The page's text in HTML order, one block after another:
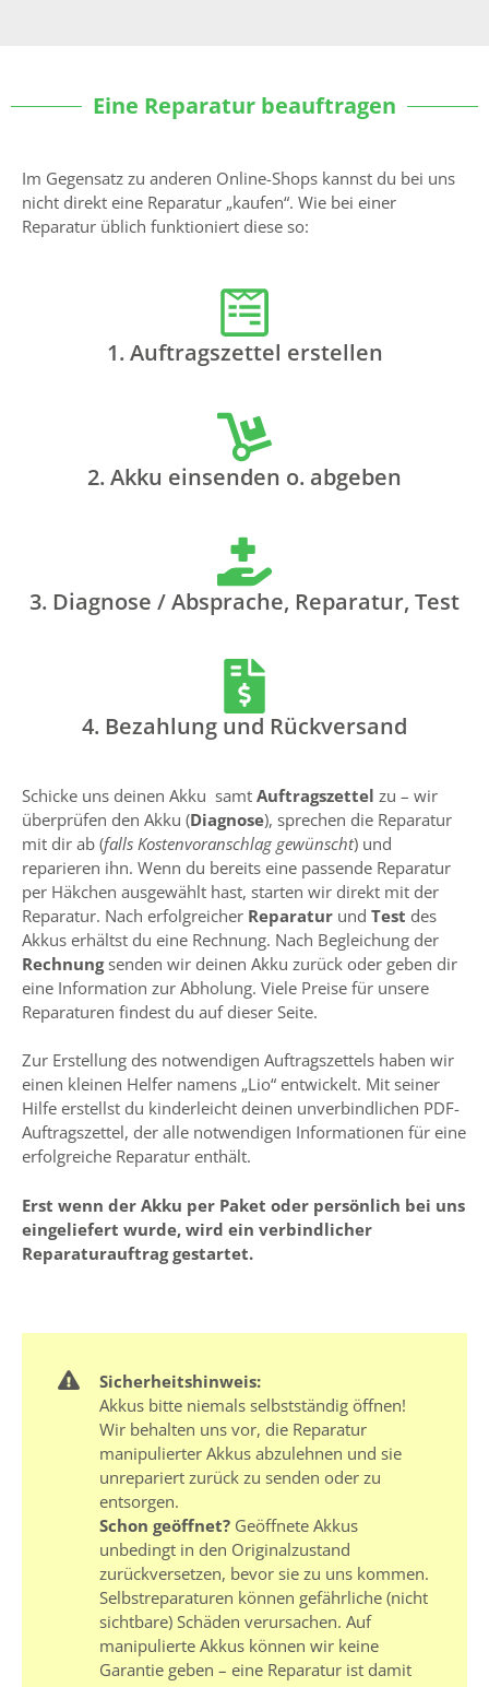
Eine Reparatur beauftragen
Im Gegensatz zu anderen Online-Shops kannst du bei uns
nicht direkt eine Reparatur „kaufen“. Wie bei einer
Reparatur üblich funktioniert diese so:
1. Auftragszettel erstellen
2. Akku einsenden o. abgeben
3. Diagnose / Absprache, Reparatur, Test
4. Bezahlung und Rückversand
Schicke uns deinen Akku samt Auftragszettel zu – wir
überprüfen den Akku (Diagnose), sprechen die Reparatur
mit dir ab (falls Kostenvoranschlag gewünscht) und
reparieren ihn. Wenn du bereits eine passende Reparatur
per Häkchen ausgewählt hast, starten wir direkt mit der
Reparatur. Nach erfolgreicher Reparatur und Test des
Akkus erhältst du eine Rechnung. Nach Begleichung der
Rechnungsenden wir deinen Akku zurück oder geben dir
eine Information zur Abholung. Viele Preise für unsere
Reparaturen findest du auf dieser Seite.
Zur Erstellung des notwendigen Auftragszettels haben wir
einen kleinen Helfer namens „Lio“ entwickelt. Mit seiner
Hilfe erstellst du kinderleicht deinen unverbindlichen PDF-
Auftragszettel, der alle notwendigen Informationen für eine
erfolgreiche Reparatur enthält.
Erst wenn der Akku per Paket oder persönlich bei uns
eingeliefert wurde, wird ein verbindlicher
Reparaturauftrag gestartet.
Sicherheitshinweis:
Akkus bitte niemals selbstständig öffnen!
Wir behalten uns vor, die Reparatur
manipulierter Akkus abzulehnen und sie
unrepariert zurück zu senden oder zu
entsorgen.
Schon geöffnet? Geöffnete Akkus
unbedingt in den Originalzustand
zurückversetzen, bevor sie zu uns kommen.
Selbstreparaturen können gefährliche (nicht
sichtbare) Schäden verursachen. Auf
manipulierte Akkus können wir keine
Garantie geben – eine Reparatur ist damit